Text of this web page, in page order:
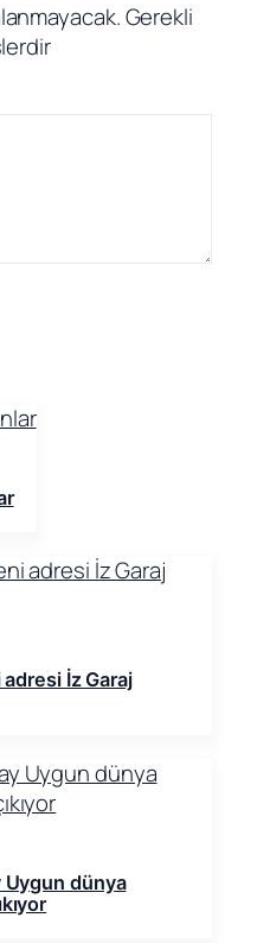
Gerekli
İz Garaj
Uygun dünya